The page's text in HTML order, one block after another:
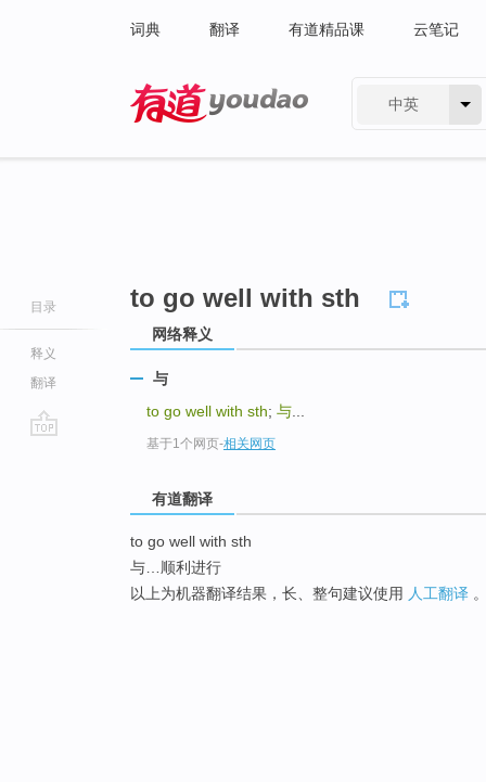
词典 翻译 有道精品课 云笔记
中英
目录
释义
翻译
to go well with sth
网络释义
与
to go well with sth; 与
基于1个网页-相关网页
有道翻译
to go well with sth
与…顺利进行
以上为机器翻译结果，长、整句建议使用 人工翻译